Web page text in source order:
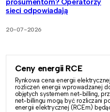
prosumentom? Operatorzy
sieci odpowiadają
20-07-2026
Ceny energii RCE
Rynkowa cena energii
rozliczeń energii wprowadzanej
objętych systemem net-billing,
net-billingu mogą być rozliczani
energii elektrycznej (RCEm)